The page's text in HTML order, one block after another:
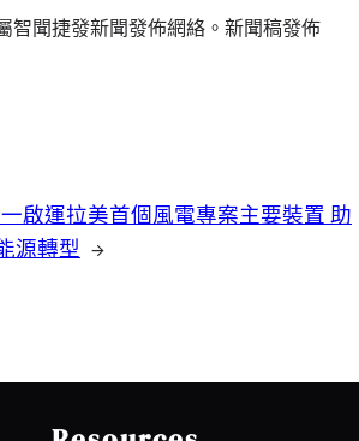
智聞捷發新聞發佈網絡。新聞稿發佈
啟運拉美首個風電專案主要裝置 助
源轉型 →